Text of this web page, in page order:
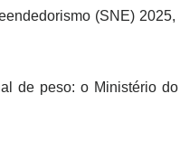
(SNE)
de peso: o Ministério